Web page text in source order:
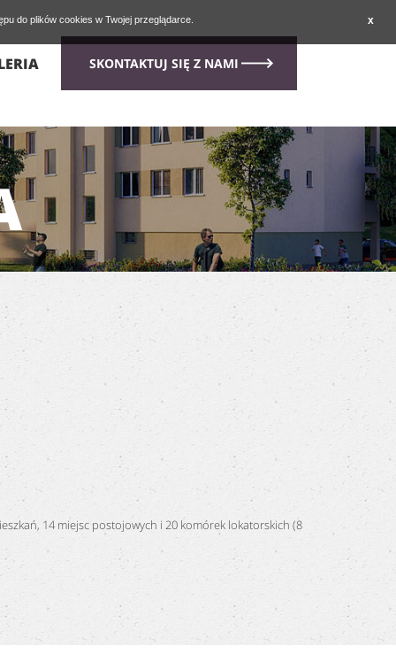
x
do plików cookies w Twojej przeglądarce.
SKONTAKTUJ SIĘ Z NAMI
14 miejsc postojowych i 20 komórek lokatorskich (8